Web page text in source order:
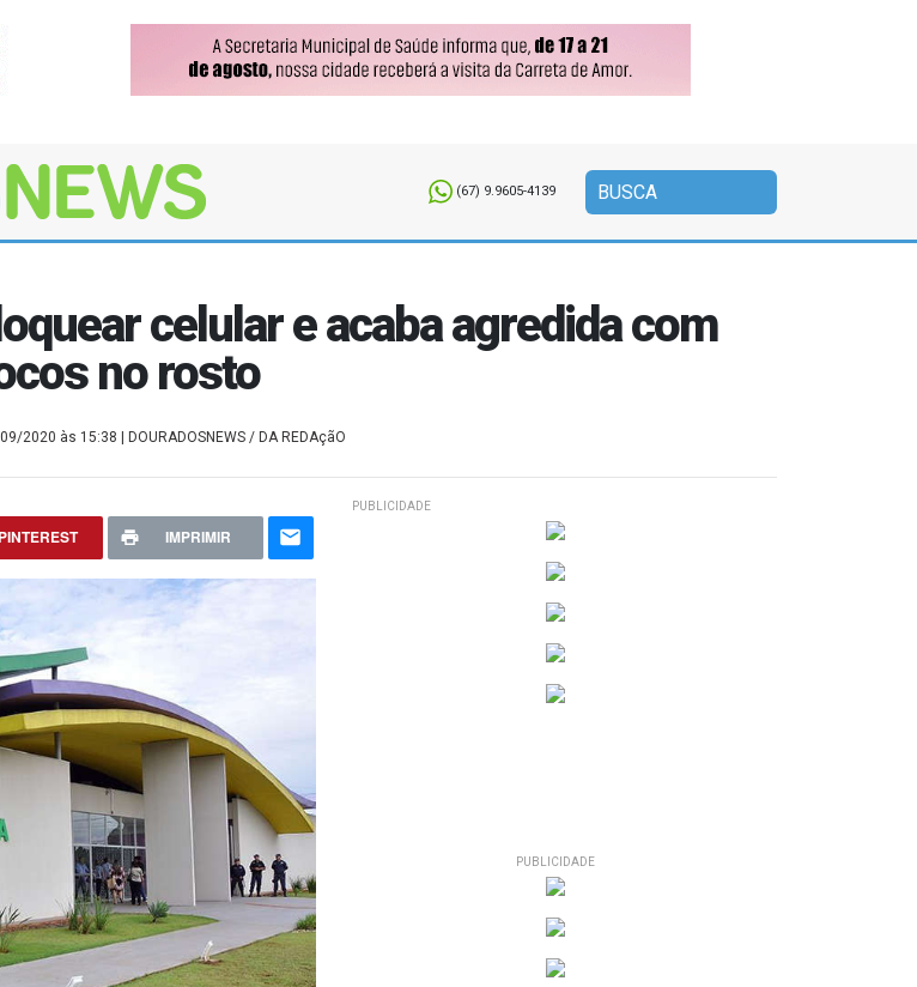
(67) 9.9605-4139
celular e acaba agredida com
no rosto
2020 às 15:38 | DOURADOSNEWS / DA REDAçãO
PINTEREST IMPRIMIR
PUBLICIDADE
PUBLICIDADE